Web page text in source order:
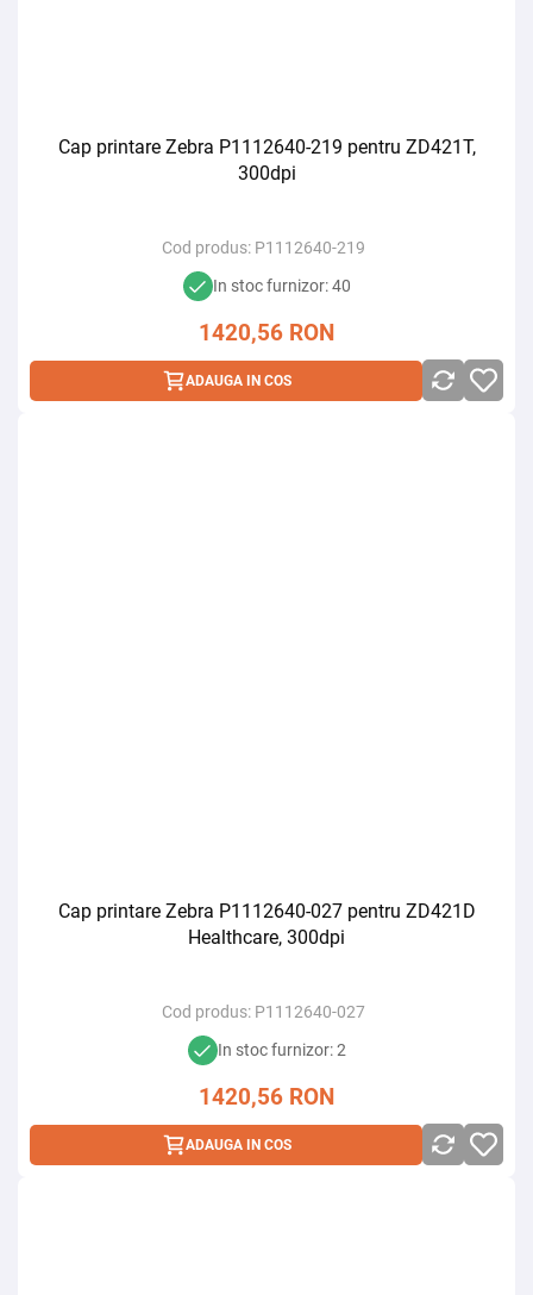
Cap printare Zebra P1112640-219 pentru ZD421T,
300dpi
Cod produs: P1112640-219
In stoc furnizor: 40
1420,56 RON
ADAUGA IN COS
Cap printare Zebra P1112640-027 pentru ZD421D
Healthcare, 300dpi
Cod produs: P1112640-027
In stoc furnizor: 2
1420,56 RON
ADAUGA IN COS